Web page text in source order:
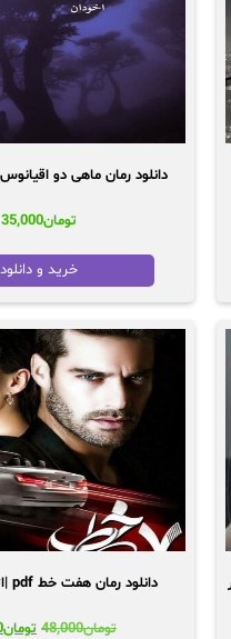
دانلود رمان ماهی دو اقیانوس pdf (جلد دوم)
تومان35,000
خرید و دانلود
دانلود رمان هفت خط pdf |اثر گیسو خزان
تومان48,000 قیمت
تومان